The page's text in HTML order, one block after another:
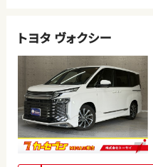
トヨタ ヴォクシー